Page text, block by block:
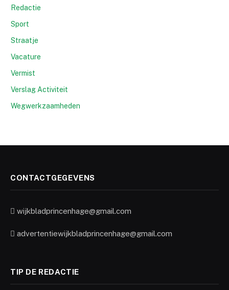
Redactie
Sport
Straatje
Vacature
Vermist
Verslag Activiteit
Wegwerkzaamheden
CONTACTGEGEVENS
wijkbladprincenhage@gmail.com
advertentiewijkbladprincenhage@gmail.com
TIP DE REDACTIE